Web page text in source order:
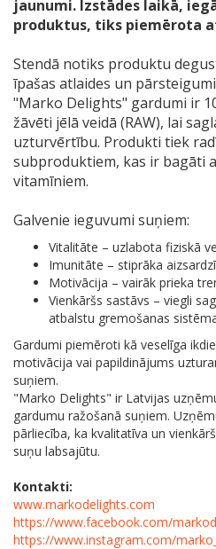
jaunumi. Izstādes laikā,
produktus, tiks piemērota
Stendā notiks produktu
īpašas atlaides un
"Marko Delights" gardumi ir
žāvēti jēlā veidā (RAW), lai
uzturvērtību. Produkti tiek
subproduktiem, kas ir bagāti
vitamīniem.
Galvenie ieguvumi suņiem:
Vitalitāte – uzlabota fiziskā
Imunitāte – stiprāka
Motivācija – vairāk prieka
Vienkāršs sastāvs – viegli
atbalstu gremošanas
Gardumi piemēroti kā veselīga
motivācija vai papildinājums
suņiem.
"Marko Delights" ir Latvijas
gardumu ražošanā suņiem.
pārliecība, ka kvalitatīva un
suņu labsajūtu.
Kontakti:
www.markodelights.com
https://www.facebook.com/
https://www.instagram.com/